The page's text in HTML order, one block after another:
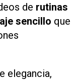
de rutinas
sencillo que
elegancia,